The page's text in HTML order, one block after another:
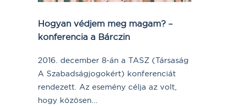
Hogyan védjem meg magam? –
konferencia a Bárczin
2016. december 8-án a TASZ (Társaság
A Szabadságjogokért) konferenciát
rendezett. Az esemény célja az volt,
hogy közösen...